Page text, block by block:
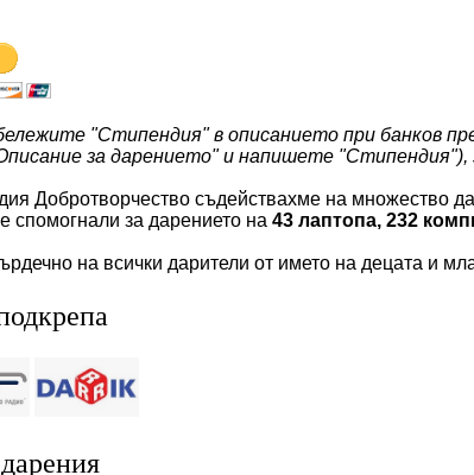
"Стипендия" в описанието при банков
за дарението" и напишете
Добротворчество съдействахме на множество
спомогнали за дарението на 43 лаптопа, 232
на всички дарители от името на децата и